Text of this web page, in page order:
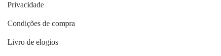
Privacidade
Condições de compra
Livro de elogios